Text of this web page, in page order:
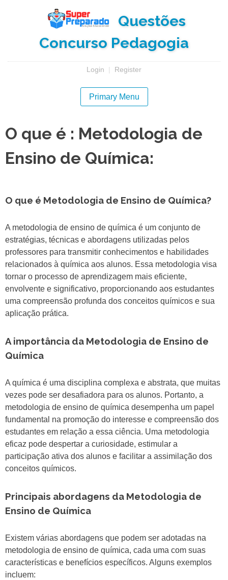
Questões
Concurso Pedagogia
Login | Register
Primary Menu
O que é : Metodologia de
Ensino de Química:
O que é Metodologia de Ensino de Química?
A metodologia de ensino de química é um conjunto de
estratégias, técnicas e abordagens utilizadas pelos
professores para transmitir conhecimentos e habilidades
relacionados à química aos alunos. Essa metodologia visa
tornar o processo de aprendizagem mais eficiente,
envolvente e significativo, proporcionando aos estudantes
uma compreensão profunda dos conceitos químicos e sua
aplicação prática.
A importância da Metodologia de Ensino de
Química
A química é uma disciplina complexa e abstrata, que muitas
vezes pode ser desafiadora para os alunos. Portanto, a
metodologia de ensino de química desempenha um papel
fundamental na promoção do interesse e compreensão dos
estudantes em relação a essa ciência. Uma metodologia
eficaz pode despertar a curiosidade, estimular a
participação ativa dos alunos e facilitar a assimilação dos
conceitos químicos.
Principais abordagens da Metodologia de
Ensino de Química
Existem várias abordagens que podem ser adotadas na
metodologia de ensino de química, cada uma com suas
características e benefícios específicos. Alguns exemplos
incluem: